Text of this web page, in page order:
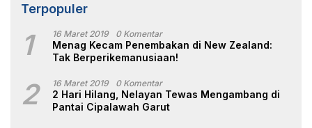
Terpopuler
1 16 Maret 2019 0 Komentar
Menag Kecam Penembakan di New Zealand:
Tak Berperikemanusiaan!
2 16 Maret 2019 0 Komentar
2 Hari Hilang, Nelayan Tewas Mengambang di
Pantai Cipalawah Garut